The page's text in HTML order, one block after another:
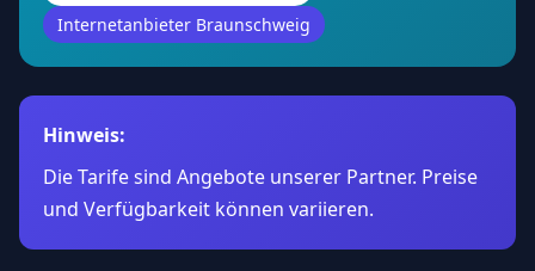
Internetanbieter Braunschweig
Hinweis:
Die Tarife sind Angebote unserer Partner. Preise
und Verfügbarkeit können variieren.